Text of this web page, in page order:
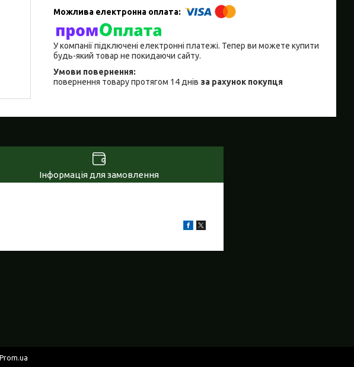
У компанії підключені електронні платежі. Тепер ви можете купити
будь-який товар не покидаючи сайту.
повернення товару протягом 14 днів за рахунок покупця
Інформація для замовлення
Prom.ua